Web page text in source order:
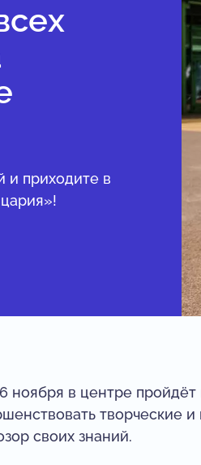
и приходите в
ноября в центре
творческие
своих знаний.